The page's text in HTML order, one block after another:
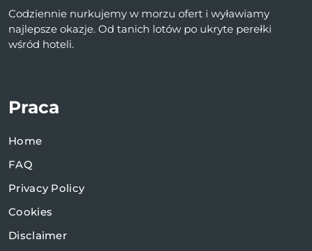
Codziennie nurkujemy w morzu ofert i wyławiamy
najlepsze okazje. Od tanich lotów po ukryte perełki
wśród hoteli.
Praca
Home
FAQ
Privacy Policy
Cookies
Disclaimer